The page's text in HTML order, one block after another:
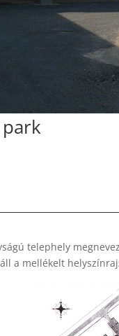
telephely
a mellékelt